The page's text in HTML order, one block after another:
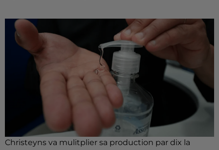
Christeyns va mulitplier sa production par dix la